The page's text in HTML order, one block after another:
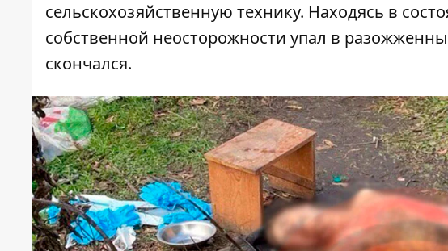
сельскохозяйственную технику. Находясь в
собственной неосторожности упал в
скончался.